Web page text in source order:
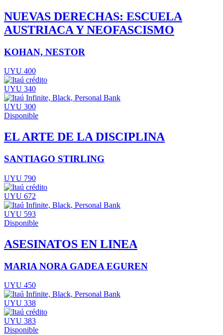
NUEVAS DERECHAS: ESCUELA
AUSTRIACA Y NEOFASCISMO
KOHAN, NESTOR
UYU 400
UYU 340
UYU 300
Disponible
EL ARTE DE LA DISCIPLINA
SANTIAGO STIRLING
UYU 790
UYU 672
UYU 593
Disponible
ASESINATOS EN LINEA
MARIA NORA GADEA EGUREN
UYU 450
UYU 338
UYU 383
Disponible